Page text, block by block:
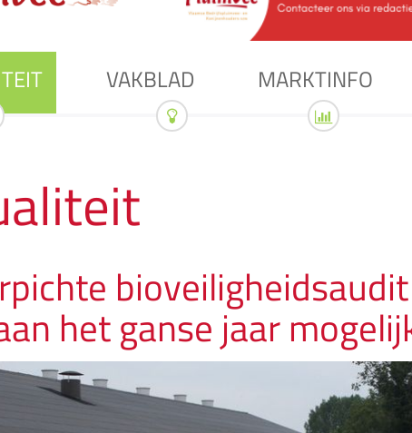
VAKBLAD MARKTINFO
het ganse jaar